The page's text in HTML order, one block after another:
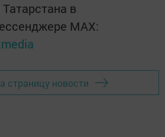
в
MАХ:
страницу новости